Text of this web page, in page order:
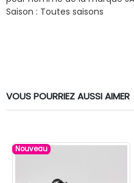
Saison : Toutes saisons
VOUS POURRIEZ AUSSI AIMER
Nouveau